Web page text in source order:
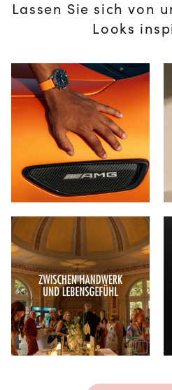
Lassen Sie sich von
Looks